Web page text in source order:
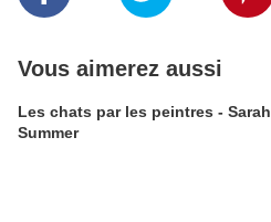
Vous aimerez aussi
Les chats par les peintres - Sarah
Summer